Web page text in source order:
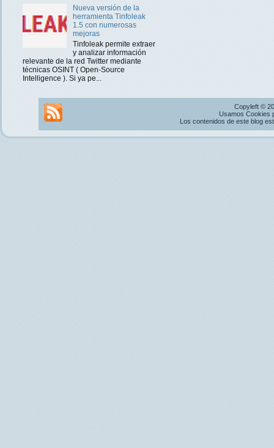
Nueva versión de la
herramienta Tinfoleak
1.5 con numerosas
mejoras
Tinfoleak permite extraer
y analizar información
relevante de la red Twitter mediante
técnicas OSINT ( Open-Source
Intelligence ). Si ya pe...
Copyleft ©
Usamos Cookies
Los contenidos de este blog